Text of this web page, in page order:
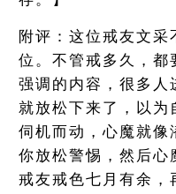
附评：这位戒友文采
位。不管戒多久，都
强调的内容，很多人
就放松下来了，以为
伺机而动，心魔就像
你放松警惕，然后心
戒友戒色七月有余，